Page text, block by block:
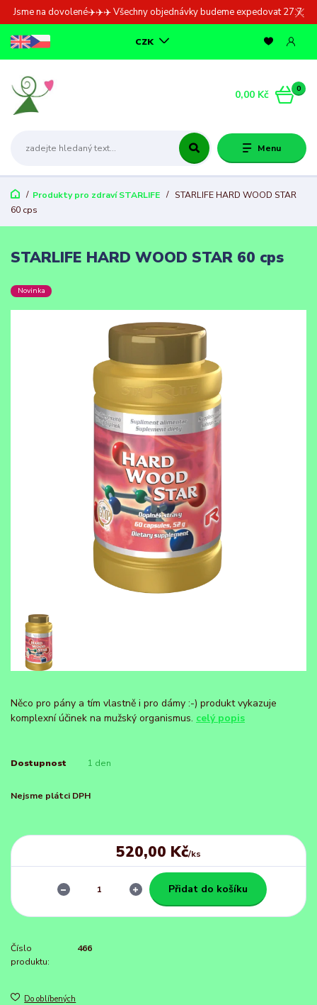
Jsme na dovolené✈️✈️✈️ Všechny objednávky budeme expedovat 27.7.
Menu
CZK
0
0,00 Kč
Produkty pro zdraví STARLIFE
STARLIFE HARD WOOD STAR
60 cps
STARLIFE HARD WOOD STAR 60 cps
Novinka
Něco pro pány a tím vlastně i pro dámy :-) produkt vykazuje
komplexní účinek na mužský organismus. celý popis
Dostupnost 1 den
Nejsme plátci DPH
520,00 Kč/ks
Přidat do košíku
Číslo
produktu:
466
Do oblíbených